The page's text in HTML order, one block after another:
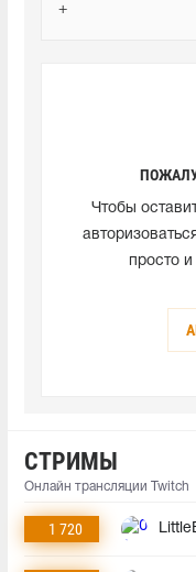
+
Чтобы
просто
СТРИМЫ
Онлайн трансляции Twitch
1 720